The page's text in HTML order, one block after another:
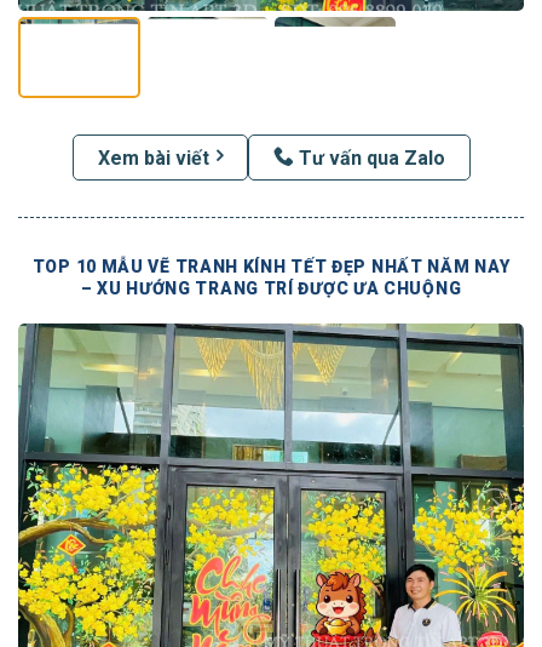
Xem bài viết Tư vấn qua Zalo
TOP 10 MẪU VẼ TRANH KÍNH TẾT ĐẸP NHẤT NĂM NAY
– XU HƯỚNG TRANG TRÍ ĐƯỢC ƯA CHUỘNG